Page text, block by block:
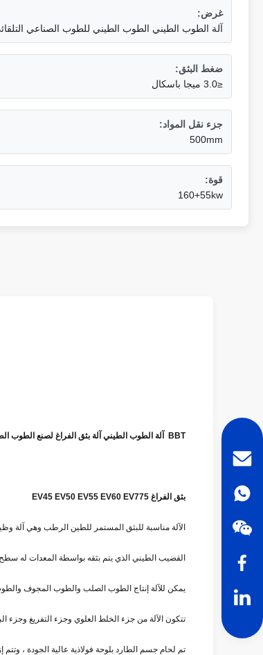
غرض:
آلة الطوب الطيني الطوب الطيني للطوب الصناعي
ضغط البثق:
≤3.0 ميجا باسكال
جزء نقل المواد:
500mm
قوة:
160+55kw
BBT آلة الطوب الطيني آلة بثق الفراغ لصنع الطوب الطيني لخط إنتاج صناعة الطوب الأوتوماتيكي بالكامل
بثق الفراغ EV45 EV50 EV55 EV60 EV775
الآلة مناسبة للبثق المستمر للطين الرطب وهي آلة
القضيب الطيني الذي يتم بثقه بواسطة المعدات له
يمكن للآلة إنتاج الطوب الصلب والطوب المجوف
تتكون الآلة من جزء الخلط العلوي وجزء التفريغ وجزء
تم لحام جسم الطارد بلوحة فولاذية عالية الجودة ،